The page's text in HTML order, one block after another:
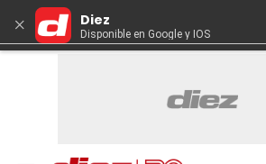
× Diez
Disponible en Google y IOS